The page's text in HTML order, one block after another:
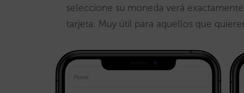
seleccione su moneda verá
tarjeta. Muy útil para aquellos que